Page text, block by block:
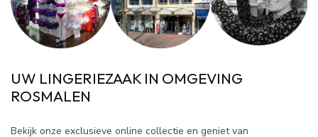
UW LINGERIEZAAK IN OMGEVING
ROSMALEN
Bekijk onze exclusieve online collectie en geniet van